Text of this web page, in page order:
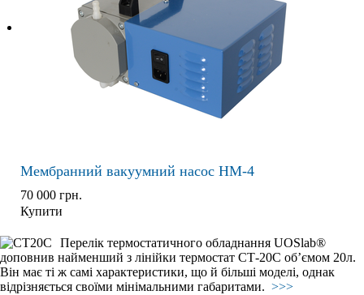
Мембранний вакуумний насос НМ-4
70 000 грн.
Купити
Перелік термостатичного обладнання UOSlab®
доповнив найменший з лінійки термостат СТ-20С об’ємом 20л.
Він має ті ж самі характеристики, що й більші моделі, однак
відрізняється своїми мінімальними габаритами. >>>